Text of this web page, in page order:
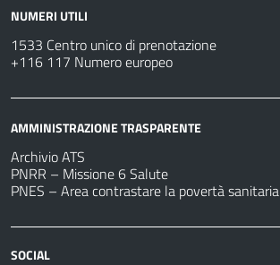
NUMERI UTILI
1533 Centro unico di prenotazione
+116 117 Numero europeo
AMMINISTRAZIONE TRASPARENTE
Archivio ATS
PNRR – Missione 6 Salute
PNES – Area contrastare la povertà sanitaria
SOCIAL